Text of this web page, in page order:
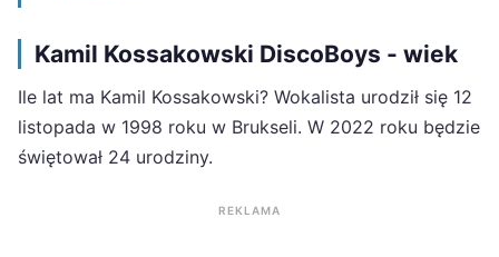
Kamil Kossakowski DiscoBoys - wiek
Ile lat ma Kamil Kossakowski? Wokalista urodził się 12
listopada w 1998 roku w Brukseli. W 2022 roku będzie
świętował 24 urodziny.
REKLAMA